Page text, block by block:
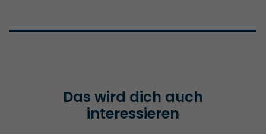
Das wird dich auch
interessieren